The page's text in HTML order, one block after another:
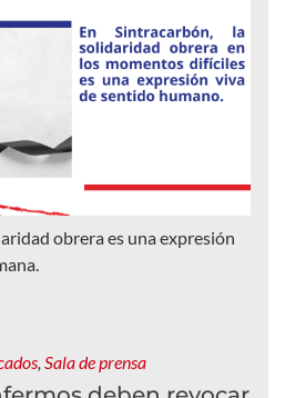
obrera es una expresión
, Sala de prensa